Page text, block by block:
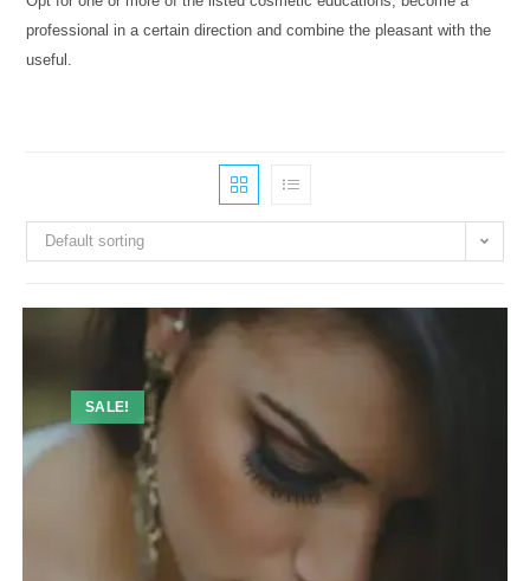
professional in a certain direction and combine the pleasant with the
useful.
Default sorting
SALE!